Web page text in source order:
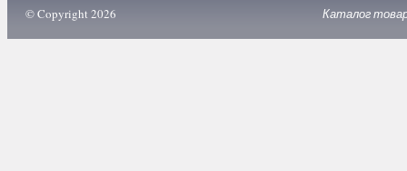
© Copyright 2026 Каталог